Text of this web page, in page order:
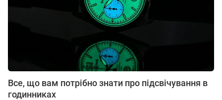
Все, що вам потрібно знати про підсвічування в
годинниках